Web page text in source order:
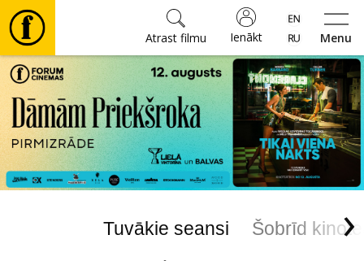
Menu
Ienākt
Atrast filmu
Filmas
🎵
Biļetes
Tuvākie seansi Šobrīd ›